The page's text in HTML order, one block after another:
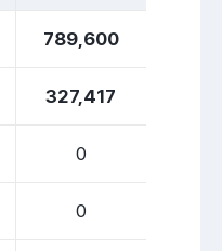
789,600
327,417
0
0